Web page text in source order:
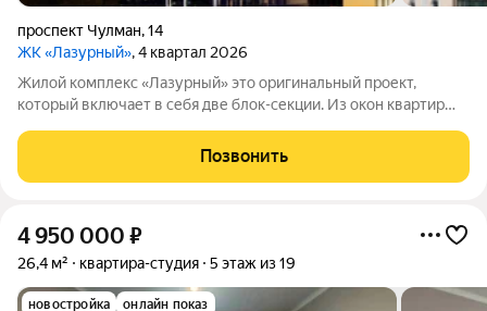
проспект Чулман,14
ЖК «Лазурный», 4 квартал 2026
Жилой комплекс «Лазурный» это оригинальный проект,
который включает в себя две блок-секции. Из окон квартир
Начиная с 12-го этажа из окон квартир можно любоваться
рекой, а поблизости находятся
Позвонить
4 950 000 ₽
26,4 м² квартира-студия 5 этаж из 19
новостройка онлайн показ